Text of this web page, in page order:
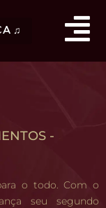
♫
-
o todo. Com o
seu segundo